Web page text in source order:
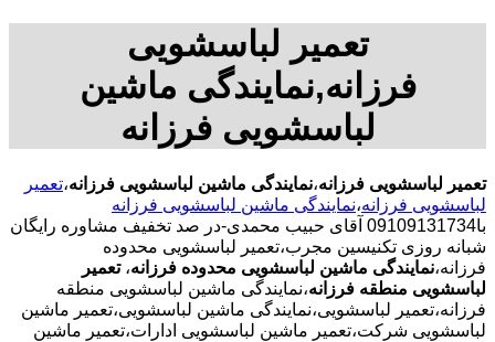
تعمیر لباسشویی
فرزانه,نمایندگی ماشین
لباسشویی فرزانه
تعمیر لباسشویی فرزانه،نمایندگی ماشین لباسشویی فرزانه،تعمیر
لباسشویی فرزانه،نمایندگی ماشین لباسشویی فرزانه
با09109131734 آقای حبیب محمدی-در صد تخفیف مشاوره رایگان
شبانه روزی تکنیسین مجرب،تعمیر لباسشویی محدوده
فرزانه،نمایندگی ماشین لباسشویی محدوده فرزانه، تعمیر
لباسشویی منطقه فرزانه،نمایندگی ماشین لباسشویی منطقه
فرزانه،تعمیر لباسشویی،نمایندگی ماشین لباسشویی،تعمیر ماشین
لباسشویی شرکت،تعمیر ماشین لباسشویی ادارات،تعمیر ماشین